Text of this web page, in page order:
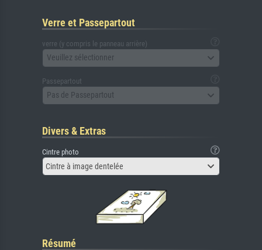
Verre et Passepartout
verre (y compris le panneau arrière)
Veuillez sélectionner
Passepartout
Pas de Passepartout
Divers & Extras
Cintre photo
Cintre à image dentelée
Résumé